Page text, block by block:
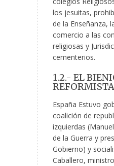
los jesuitas,
de la Enseñanza,
comercio a las
religiosas y
cementerios.
1.2.- EL
España Estuvo
coalición de
izquierdas
de la Guerra y
Gobierno) y
Caballero,